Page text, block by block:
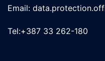
Email:
Tel:+387 33 262-180